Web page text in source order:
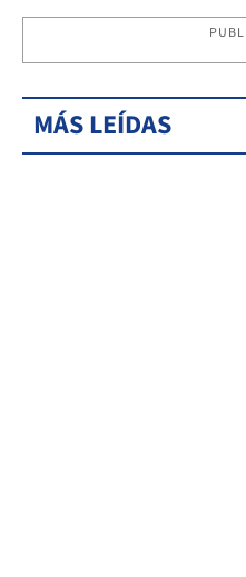
MÁS LEÍDAS